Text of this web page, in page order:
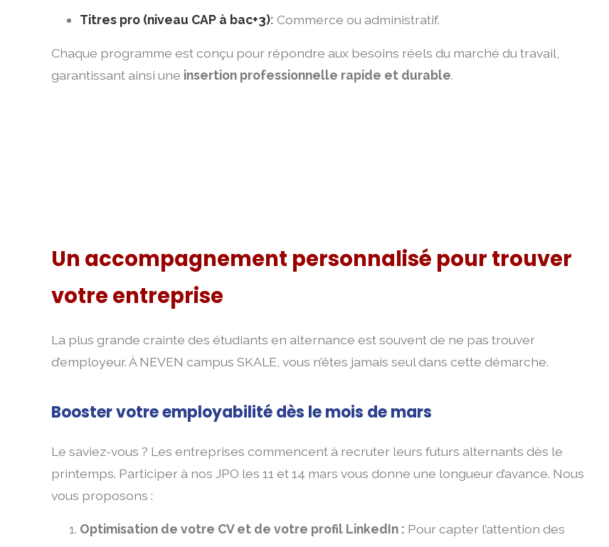
Titres pro (niveau CAP à bac+3): Commerce ou administratif.
Chaque programme est conçu pour répondre aux besoins réels du marché du travail,
garantissant ainsi une insertion professionnelle rapide et durable.
Un accompagnement personnalisé pour trouver
votre entreprise
La plus grande crainte des étudiants en alternance est souvent de ne pas trouver
d’employeur. À NEVEN campus SKALE, vous n’êtes jamais seul dans cette démarche.
Booster votre employabilité dès le mois de mars
Le saviez-vous ? Les entreprises commencent à recruter leurs futurs alternants dès le
printemps. Participer à nos JPO les 11 et 14 mars vous donne une longueur d’avance. Nous
vous proposons :
Optimisation de votre CV et de votre profil LinkedIn : Pour capter l’attention des